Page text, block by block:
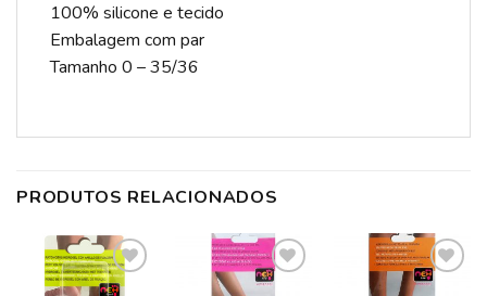
100% silicone e tecido
Embalagem com par
Tamanho 0 – 35/36
PRODUTOS RELACIONADOS